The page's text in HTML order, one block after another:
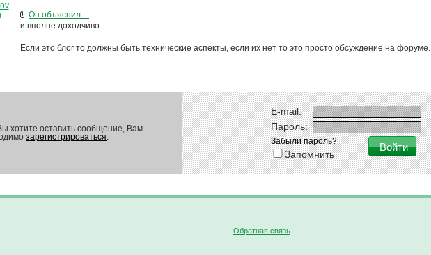
Он объяснил ...
и вполне доходчиво.
Если это блог то должны быть технические аспекты, если их нет то это просто обсуждение на форуме.
хотите оставить сообщение, Вам
зарегистрироваться.
E-mail:
Пароль:
Забыли пароль?
Запомнить
Обратная связь